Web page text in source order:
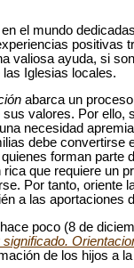
el mundo
positivas
valiosa ayuda, si
Iglesias locales.
abarca un
valores. Por
necesidad
debe
forman parte
que requiere un
Por tanto, oriente
a las aportaciones
poco (8 de
de los hijos a